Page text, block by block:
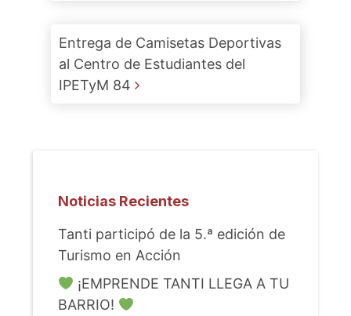
Entrega de Camisetas Deportivas
al Centro de Estudiantes del
IPETyM 84
Noticias Recientes
Tanti participó de la 5.ª edición de
Turismo en Acción
¡EMPRENDE TANTI LLEGA A TU
BARRIO!